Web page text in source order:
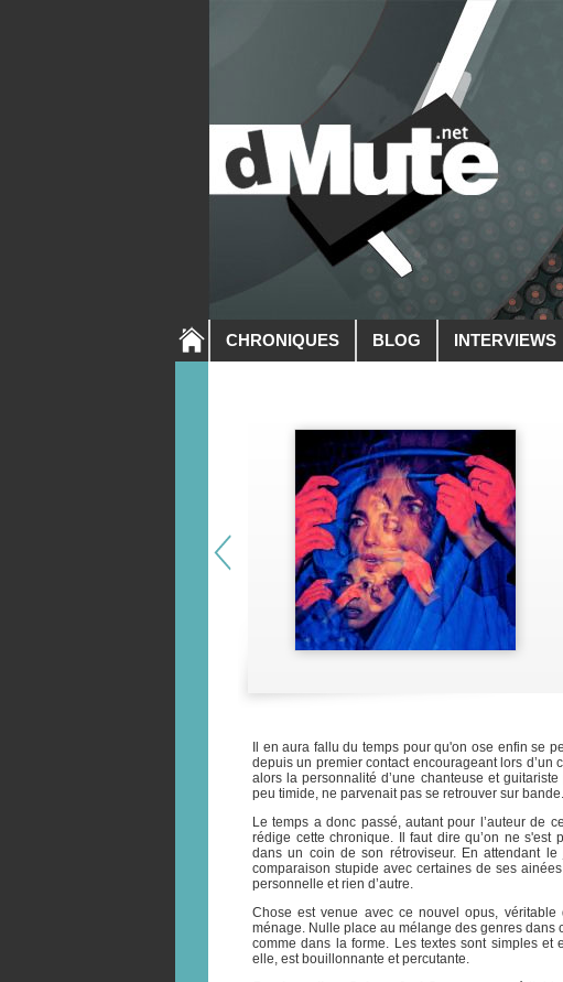
CHRONIQUES BLOG INTERVIEWS
Il en aura fallu du temps pour qu'on ose enfin se
depuis un premier contact encourageant lors
alors la personnalité d’une chanteuse et
peu timide, ne parvenait pas se retrouver sur bande.
Le temps a donc passé, autant pour l’auteur de
rédige cette chronique. Il faut dire qu’on ne
dans un coin de son rétroviseur. En attendant
comparaison stupide avec certaines de ses
personnelle et rien d’autre.
Chose est venue avec ce nouvel opus,
ménage. Nulle place au mélange des genres dans
comme dans la forme. Les textes sont simples
elle, est bouillonnante et percutante.